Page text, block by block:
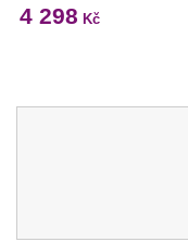
4 298 Kč